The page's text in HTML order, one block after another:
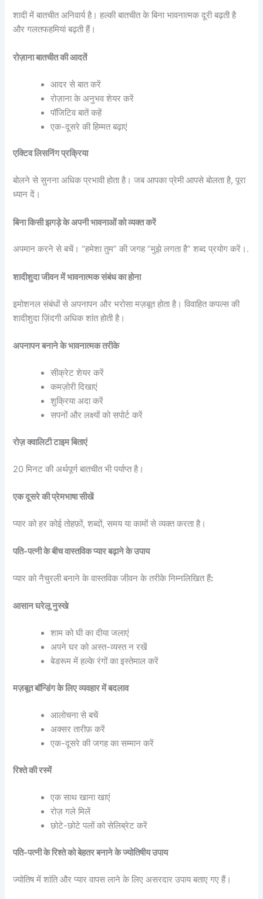
शादी में बातचीत अनिवार्य है। हल्की बातचीत के बिना भावनात्मक दूरी बढ़ती है
और गलतफहमियां बढ़ती हैं।
रोज़ाना बातचीत की आदतें
आदर से बात करें
रोज़ाना के अनुभव शेयर करें
पॉजिटिव बातें कहें
एक-दूसरे की हिम्मत बढ़ाएं
एक्टिव लिसनिंग प्रक्रिया
बोलने से सुनना अधिक प्रभावी होता है। जब आपका प्रेमी आपसे बोलता है, पूरा
ध्यान दें।
बिना किसी झगड़े के अपनी भावनाओं को व्यक्त करें
अपमान करने से बचें। “हमेशा तुम” की जगह “मुझे लगता है” शब्द प्रयोग करें।.
शादीशुदा जीवन में भावनात्मक संबंध का होना
इमोशनल संबंधों से अपनापन और भरोसा मज़बूत होता है। विवाहित कपल्स की
शादीशुदा ज़िंदगी अधिक शांत होती है।
अपनापन बनाने के भावनात्मक तरीके
सीक्रेट शेयर करें
कमज़ोरी दिखाएं
शुक्रिया अदा करें
सपनों और लक्ष्यों को सपोर्ट करें
रोज़ क्वालिटी टाइम बिताएं
20 मिनट की अर्थपूर्ण बातचीत भी पर्याप्त है।
एक दूसरे की प्रेमभाषा सीखें
प्यार को हर कोई तोहफ़ों, शब्दों, समय या कामों से व्यक्त करता है।
पति-पत्नी के बीच वास्तविक प्यार बढ़ाने के उपाय
प्यार को नैचुरली बनाने के वास्तविक जीवन के तरीके निम्नलिखित हैं:
आसान घरेलू नुस्खे
शाम को घी का दीया जलाएं
अपने घर को अस्त-व्यस्त न रखें
बेडरूम में हल्के रंगों का इस्तेमाल करें
मज़बूत बॉन्डिंग के लिए व्यवहार में बदलाव
आलोचना से बचें
अक्सर तारीफ़ करें
एक-दूसरे की जगह का सम्मान करें
रिश्ते की रस्में
एक साथ खाना खाएं
रोज़ गले मिलें
छोटे-छोटे पलों को सेलिब्रेट करें
पति-पत्नी के रिश्ते को बेहतर बनाने के ज्योतिषीय उपाय
ज्योतिष में शांति और प्यार वापस लाने के लिए असरदार उपाय बताए गए हैं।